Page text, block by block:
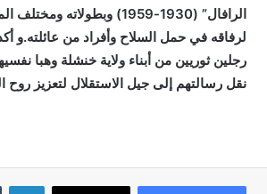
الرافال” (1930-1959)
لرفاقه في حمل السلاح وأفراد من عائلته.و
رجلين ثوريين من أبناء ولاية خنشلة وهبا
نقل رسالتهم إلى جيل الاستقلال لتعزيز